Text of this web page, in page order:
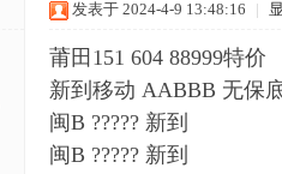
发表于 2024-4-9 13:48:16 |
莆田151 604 88999特价
新到移动 AABBB 无保
​闽B ????? 新到
闽B ????? 新到